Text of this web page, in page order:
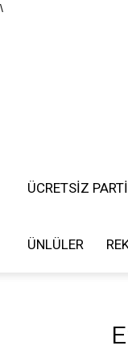
\
ÜCRETSIZ
ÜNLÜLER